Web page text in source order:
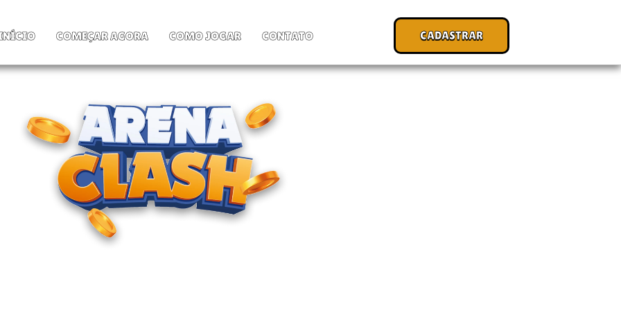
COMEÇAR AGORA COMO JOGAR CONTATO CADASTRAR